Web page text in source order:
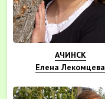
АЧИНСК
Елена Лекомцева